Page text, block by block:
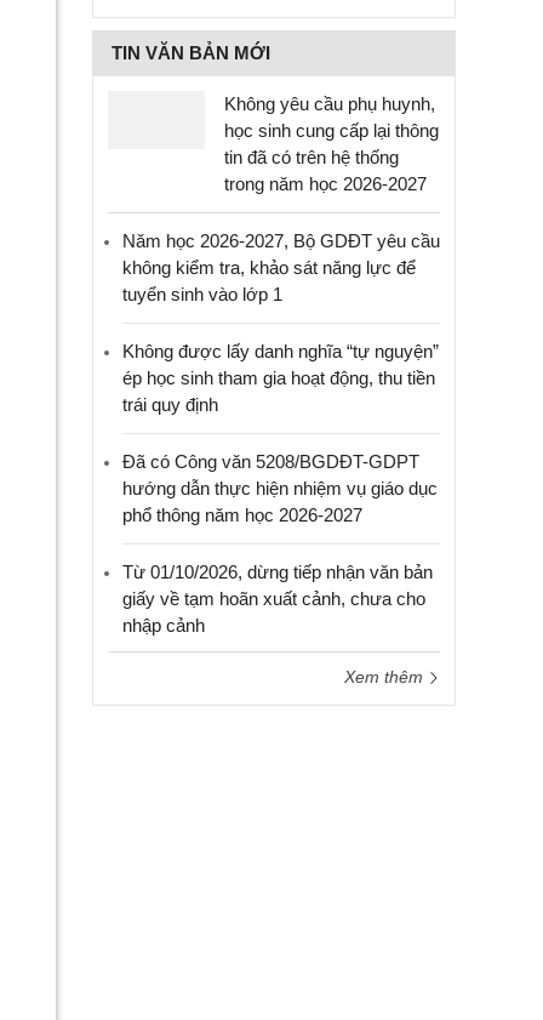
TIN VĂN BẢN MỚI
Không yêu cầu phụ huynh,
học sinh cung cấp lại thông
tin đã có trên hệ thống
trong năm học 2026-2027
Năm học 2026-2027, Bộ GDĐT yêu cầu
không kiểm tra, khảo sát năng lực để
tuyển sinh vào lớp 1
Không được lấy danh nghĩa “tự nguyện”
ép học sinh tham gia hoạt động, thu tiền
trái quy định
Đã có Công văn 5208/BGDĐT-GDPT
hướng dẫn thực hiện nhiệm vụ giáo dục
phổ thông năm học 2026-2027
Từ 01/10/2026, dừng tiếp nhận văn bản
giấy về tạm hoãn xuất cảnh, chưa cho
nhập cảnh
Xem thêm